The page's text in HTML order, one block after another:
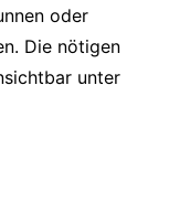
oder
Die nötigen
unter